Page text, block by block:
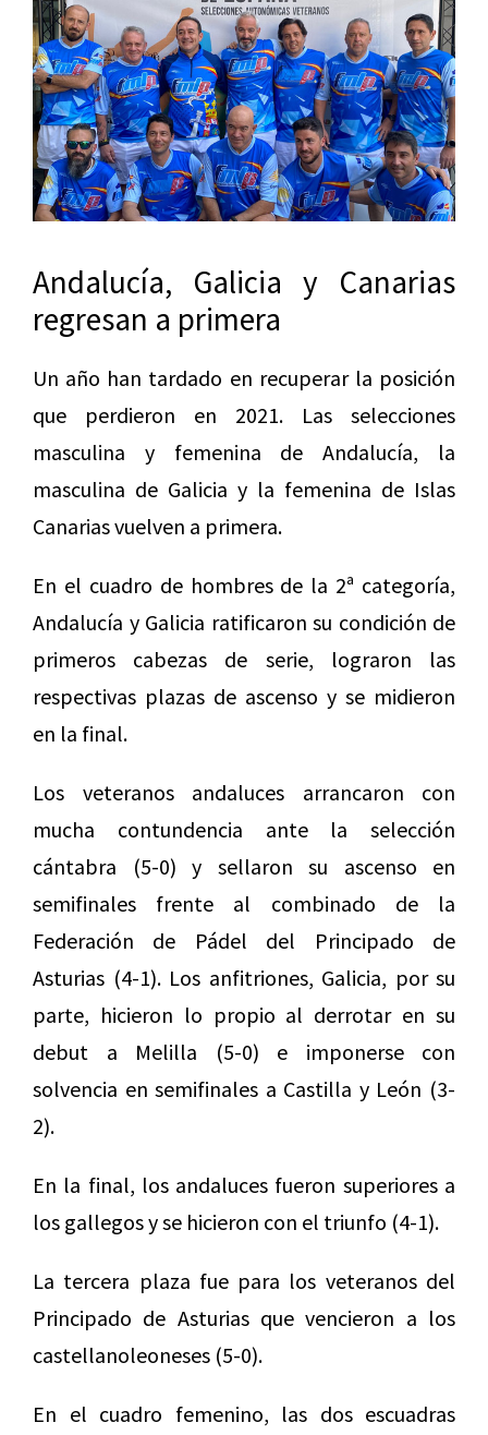
Andalucía, Galicia y Canarias
regresan a primera
Un año han tardado en recuperar la posición
que perdieron en 2021. Las selecciones
masculina y femenina de Andalucía, la
masculina de Galicia y la femenina de Islas
Canarias vuelven a primera.
En el cuadro de hombres de la 2ª categoría,
Andalucía y Galicia ratificaron su condición de
primeros cabezas de serie, lograron las
respectivas plazas de ascenso y se midieron
en la final.
Los veteranos andaluces arrancaron con
mucha contundencia ante la selección
cántabra (5-0) y sellaron su ascenso en
semifinales frente al combinado de la
Federación de Pádel del Principado de
Asturias (4-1). Los anfitriones, Galicia, por su
parte, hicieron lo propio al derrotar en su
debut a Melilla (5-0) e imponerse con
solvencia en semifinales a Castilla y León (3-
2).
En la final, los andaluces fueron superiores a
los gallegos y se hicieron con el triunfo (4-1).
La tercera plaza fue para los veteranos del
Principado de Asturias que vencieron a los
castellanoleoneses (5-0).
En el cuadro femenino, las dos escuadras